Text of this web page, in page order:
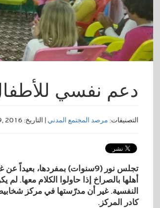
دعم نفسي
التصنيفات: مرصد المجتمع المدني | التاريخ: April 19, 2016 | الكاتب:
تجلس نور (9سنوات) بمفردها،
أهلها بالصراخ إذا حاولوا الكلام معها.
كادر المركز.